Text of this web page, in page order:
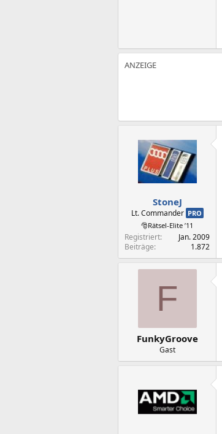
StoneJ
Lt. Commander PRO
🎅Rätsel-Elite ’11
Registriert
Jan. 2009
Beiträge
1.872
F
FunkyGroove
Gast